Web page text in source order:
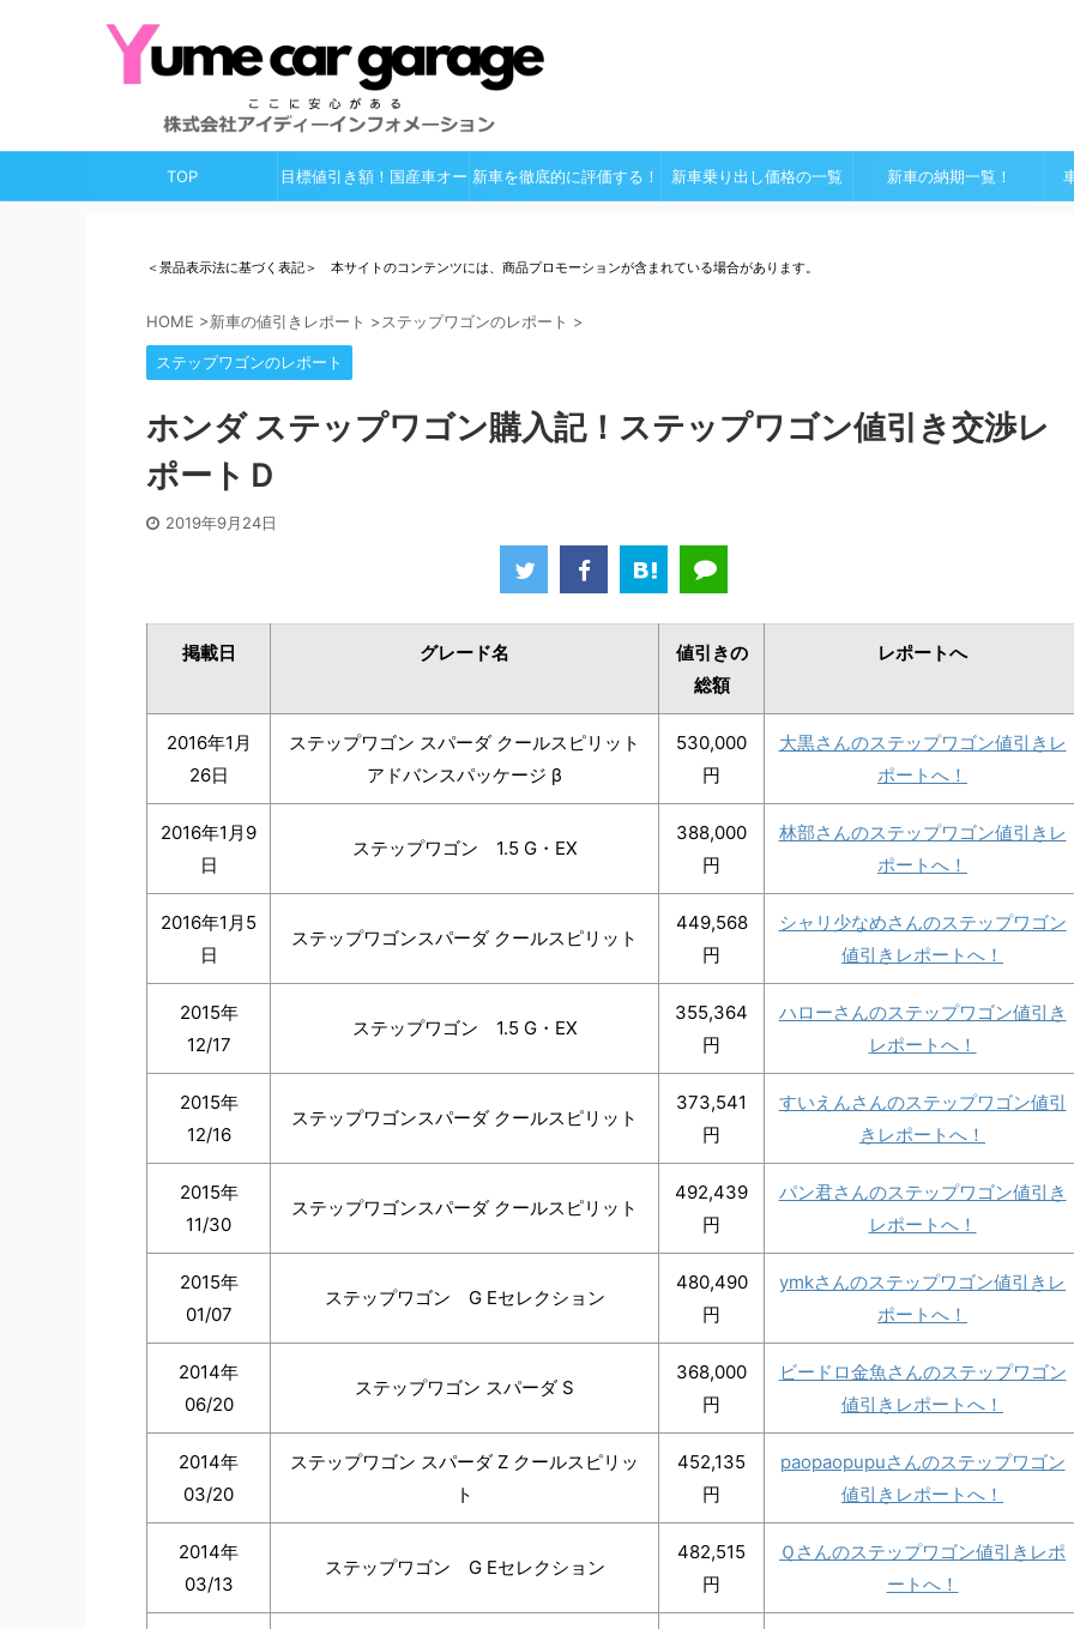
TOP 目標値引き額！国産車オー 新車を徹底的に評価する！ 新車乗り出し価格の一覧 新車の納期一覧！
＜景品表示法に基づく表記＞ 本サイトのコンテンツには、商品プロモーションが含まれている場合があります。
HOME >新車の値引きレポート >ステップワゴンのレポート >
ステップワゴンのレポート
ホンダ ステップワゴン購入記！ステップワゴン値引き交渉レ
ポートＤ
2019年9月24日
掲載日 グレード名
値引きの
総額
レポートへ
2016年1月
26日
ステップワゴン スパーダ クールスピリット
アドバンスパッケージ β
530,000
円
大黒さんのステップワゴン値引きレ
ポートへ！
2016年1月9
日
ステップワゴン 1.5 G・EX
388,000
円
林部さんのステップワゴン値引きレ
ポートへ！
2016年1月5
日
ステップワゴンスパーダ クールスピリット
449,568
円
シャリ少なめさんのステップワゴン
値引きレポートへ！
2015年
12/17
ステップワゴン 1.5 G・EX
355,364
円
ハローさんのステップワゴン値引き
レポートへ！
2015年
12/16
ステップワゴンスパーダ クールスピリット
373,541
円
すいえんさんのステップワゴン値引
きレポートへ！
2015年
11/30
ステップワゴンスパーダ クールスピリット
492,439
円
パン君さんのステップワゴン値引き
レポートへ！
2015年
01/07
ステップワゴン G Eセレクション
480,490
円
ymkさんのステップワゴン値引きレ
ポートへ！
2014年
06/20
ステップワゴン スパーダ S
368,000
円
ビードロ金魚さんのステップワゴン
値引きレポートへ！
2014年
03/20
ステップワゴン スパーダ Z クールスピリッ
ト
452,135
円
paopaopupuさんのステップワゴン
値引きレポートへ！
2014年
03/13
ステップワゴン G Eセレクション
482,515
円
Ｑさんのステップワゴン値引きレポ
ートへ！